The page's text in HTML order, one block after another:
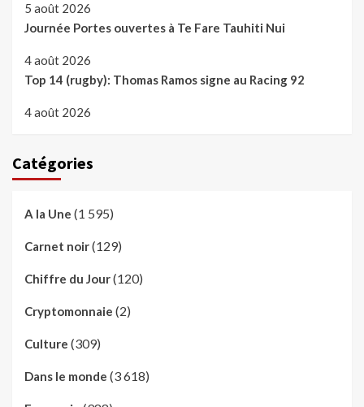
5 août 2026
Journée Portes ouvertes à Te Fare Tauhiti Nui
4 août 2026
Top 14 (rugby): Thomas Ramos signe au Racing 92
4 août 2026
Catégories
A la Une (1 595)
Carnet noir(129)
Chiffre du Jour(120)
Cryptomonnaie (2)
Culture (309)
Dans le monde (3 618)